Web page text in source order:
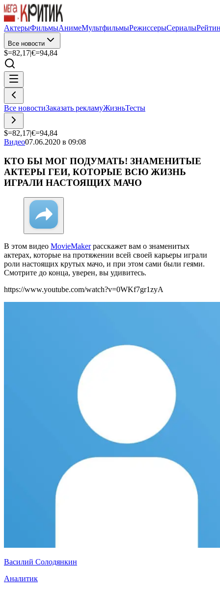
АктерыФильмыАнимеМультфильмыРежиссерыСериалы
Все новости
$=82,17|€=94,84
Все новостиЗаказать рекламуЖизньТесты
$=82,17|€=94,84
Видео07.06.2020 в 09:08
КТО БЫ МОГ ПОДУМАТЬ! ЗНАМЕНИТЫЕ
АКТЕРЫ ГЕИ, КОТОРЫЕ ВСЮ ЖИЗНЬ
ИГРАЛИ НАСТОЯЩИХ МАЧО
В этом видео MovieMakerрасскажет вам о знаменитых
актерах, которые на протяжении всей своей карьеры играли
роли настоящих крутых мачо, и при этом сами были геями.
Смотрите до конца, уверен, вы удивитесь.
https://www.youtube.com/watch?v=0WKf7gr1zyA
Василий Солодянкин
Аналитик